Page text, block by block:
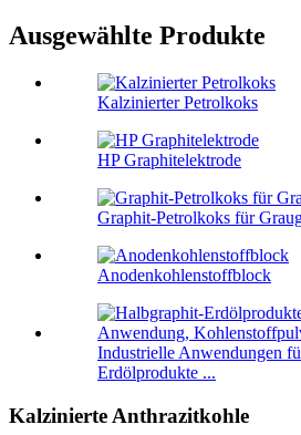
Ausgewählte Produkte
Kalzinierter Petrolkoks
HP Graphitelektrode
Graphit-Petrolkoks für
Anodenkohlenstoffblock
Industrielle Anwendungen
Erdölprodukte ...
Kalzinierte Anthrazitkohle